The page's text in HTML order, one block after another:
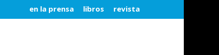
en la prensa libros revista